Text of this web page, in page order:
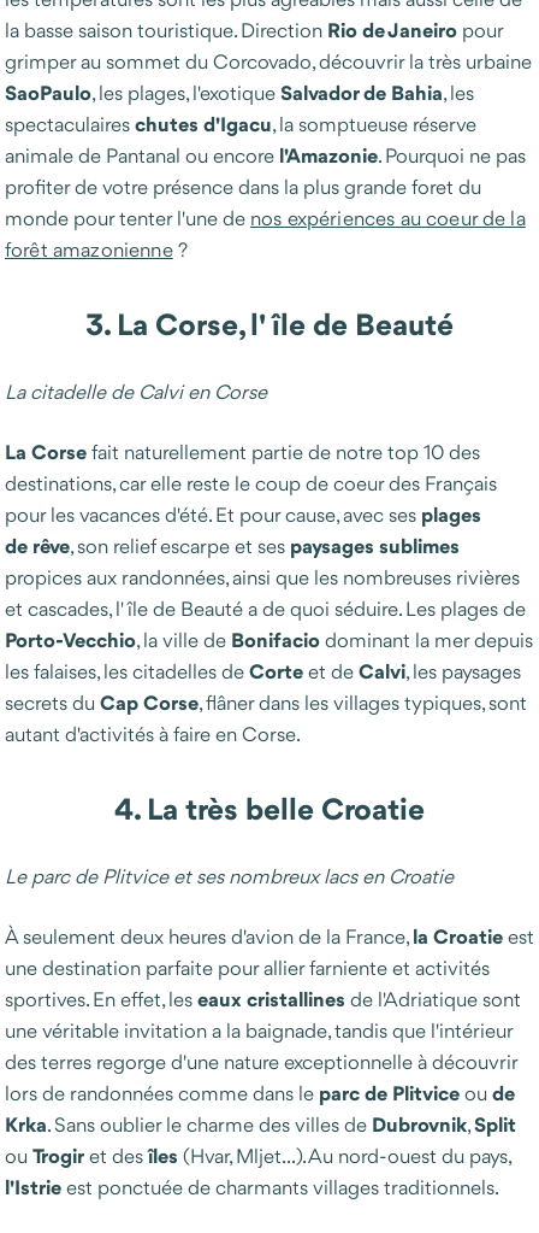
la basse saison touristique. Direction Rio de Janeiro pour
grimper au sommet du Corcovado, découvrir la très urbaine
SaoPaulo, les plages, l'exotiqueSalvador de Bahia, les
spectaculaireschutes d'Igacu, la somptueuse réserve
animale de Pantanal ou encore l'Amazonie. Pourquoi ne pas
profiter de votre présence dans la plus grande foret du
monde pour tenter l'une de nos expériences au coeur de la
forêt amazonienne?
3. La Corse, l'île de Beauté
La citadelle de Calvi en Corse
La Corsefait naturellement partie de notre top 10 des
destinations, car elle reste le coup de coeur des Français
pour les vacances d'été. Et pour cause, avec ses plages
de rêve, son relief escarpe et ses paysages sublimes
propices aux randonnées, ainsi que les nombreuses rivières
et cascades, l'île de Beauté a de quoi séduire. Les plages de
Porto-Vecchio, la ville de Bonifaciodominant la mer depuis
les falaises, les citadelles deCorteet deCalvi, les paysages
secrets du CapCorse, flâner dans les villages typiques, sont
autant d'activités à faire en Corse.
4. La très belle Croatie
Le parc de Plitvice et ses nombreux lacs en Croatie
À seulement deux heures d'avion de la France,la Croatieest
une destination parfaite pour allier farniente et activités
sportives. En effet, leseaux cristallines de l'Adriatique sont
une véritable invitation a la baignade, tandis que l'intérieur
des terres regorge d'une nature exceptionnelle à découvrir
lors de randonnées comme dans le parc de Plitviceou de
Krka. Sans oublier le charme des villes de Dubrovnik,Split
ou Trogiret desîles (Hvar, Mljet...). Au nord-ouest du pays,
l'Istrieest ponctuée de charmants villages traditionnels.